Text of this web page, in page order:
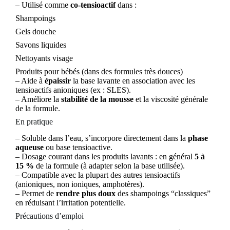
– Utilisé comme co-tensioactifdans :
Shampoings
Gels douche
Savons liquides
Nettoyants visage
Produits pour bébés (dans des formules très douces)
– Aide à épaissir la base lavante en association avec les
tensioactifs anioniques (ex : SLES).
– Améliore la stabilité de la mousse et la viscosité générale
de la formule.
En pratique
– Soluble dans l’eau, s’incorpore directement dans la phase
aqueuse ou base tensioactive.
– Dosage courant dans les produits lavants : en général 5 à
15 % de la formule (à adapter selon la base utilisée).
– Compatible avec la plupart des autres tensioactifs
(anioniques, non ioniques, amphotères).
– Permet de rendre plus doux des shampoings “classiques”
en réduisant l’irritation potentielle.
Précautions d’emploi